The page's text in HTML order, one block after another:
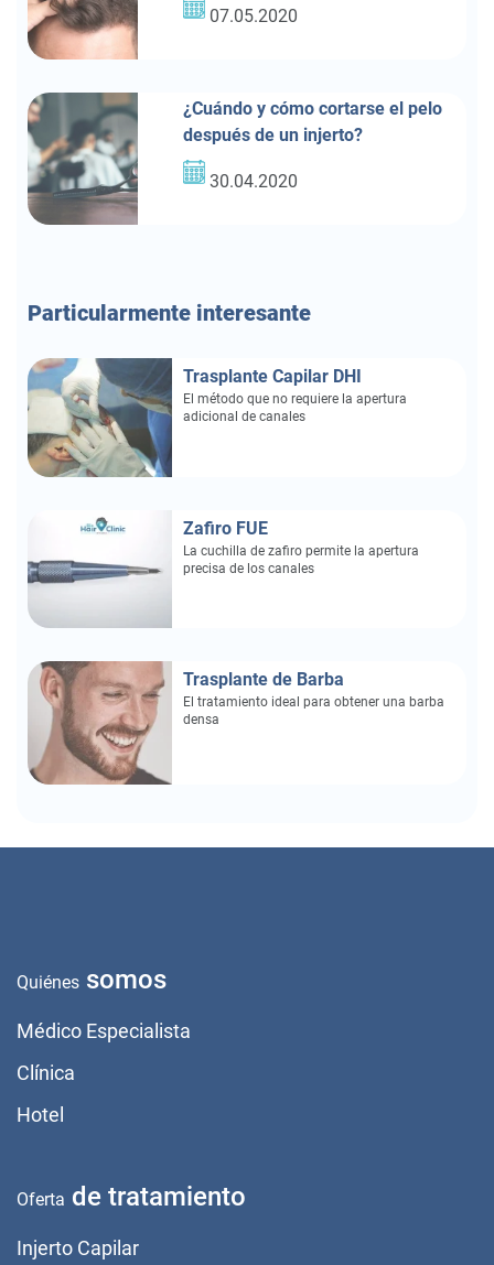
07.05.2020
¿Cuándo y cómo cortarse el pelo
después de un injerto?
30.04.2020
Particularmente interesante
Trasplante Capilar DHI
El método que no requiere la apertura
adicional de canales
Zafiro FUE
La cuchilla de zafiro permite la apertura
precisa de los canales
Trasplante de Barba
El tratamiento ideal para obtener una barba
densa
Quiénes somos
Médico Especialista
Clínica
Hotel
Oferta de tratamiento
Injerto Capilar